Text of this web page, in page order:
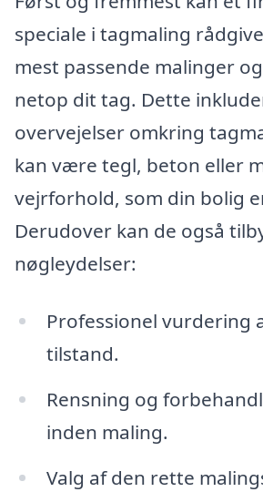
speciale i tagmaling
mest passende malinger
netop dit tag. Dette
overvejelser omkring
kan være tegl, beton eller
vejrforhold, som din bolig
Derudover kan de også
nøgleydelser:
Professionel vurdering
tilstand.
Rensning og
inden maling.
Valg af den rette